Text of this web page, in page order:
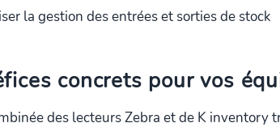
la gestion des entrées et sorties de stock
concrets pour vos
des lecteurs Zebra et de K inventory